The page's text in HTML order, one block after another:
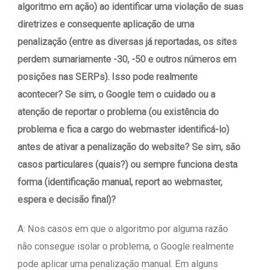
algoritmo em ação) ao identificar uma violação de suas
diretrizes e consequente aplicação de uma
penalização (entre as diversas já reportadas, os sites
perdem sumariamente -30, -50 e outros números em
posições nas SERPs). Isso pode realmente
acontecer? Se sim, o Google tem o cuidado ou a
atenção de reportar o problema (ou existência do
problema e fica a cargo do webmaster identificá-lo)
antes de ativar a penalização do website? Se sim, são
casos particulares (quais?) ou sempre funciona desta
forma (identificação manual, report ao webmaster,
espera e decisão final)?
A: Nos casos em que o algoritmo por alguma razão
não consegue isolar o problema, o Google realmente
pode aplicar uma penalização manual. Em alguns